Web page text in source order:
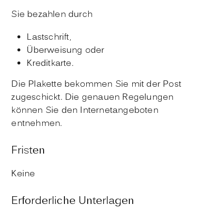
Sie bezahlen durch
Lastschrift,
Überweisung oder
Kreditkarte.
Die Plakette bekommen Sie mit der Post
zugeschickt. Die genauen Regelungen
können Sie den Internetangeboten
entnehmen.
Fristen
Keine
Erforderliche Unterlagen